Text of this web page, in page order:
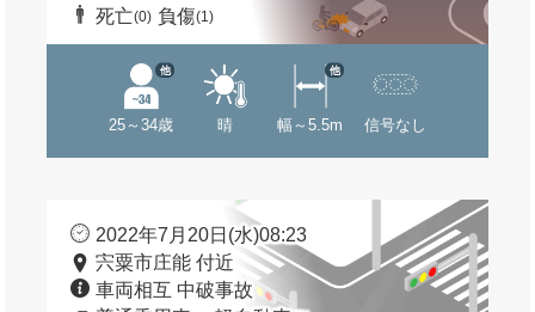
死亡(0) 負傷(1)
25～34歳
他
晴 幅～5.5m
他
信号なし
2022年7月20日(水)08:23
宍粟市庄能 付近
車両相互 中破事故